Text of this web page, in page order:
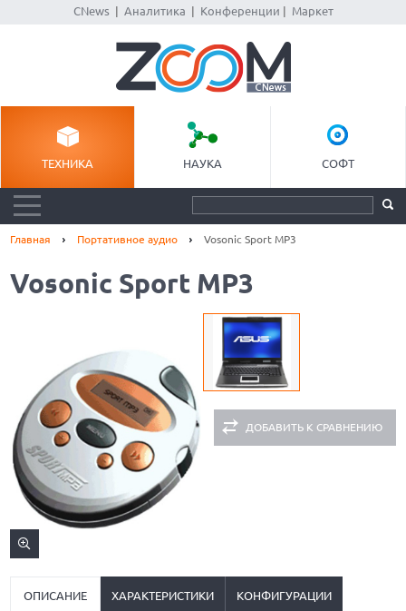
CNews| Аналитика Конференции Маркет
ТЕХНИКА НАУКА СОФТ
Главная Портативное аудио Vosonic Sport MP3
Vosonic Sport MP3
ДОБАВИТЬ К СРАВНЕНИЮ
ОПИСАНИЕ ХАРАКТЕРИСТИКИ КОНФИГУРАЦИИ